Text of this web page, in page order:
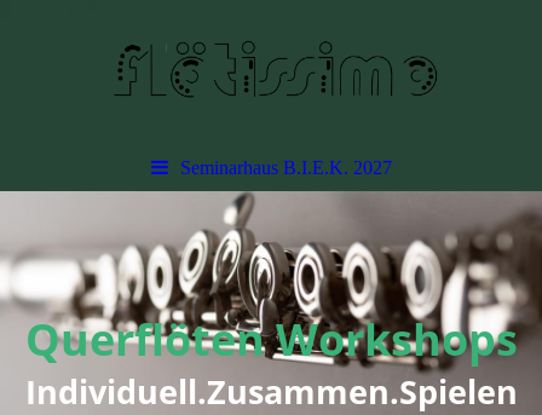
Seminarhaus B.I.E.K. 2027
Querflöten Workshops
Individuell.Zusammen.Spielen